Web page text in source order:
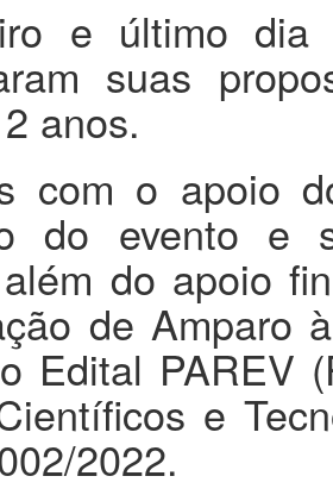
e último
suas
anos.
com o apoio
do evento e
do apoio
de Amparo
Edital PAREV
e
2022.